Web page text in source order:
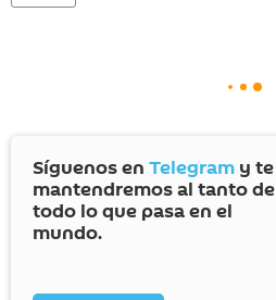
Síguenos en Telegram y te
mantendremos al tanto de
todo lo que pasa en el
mundo.